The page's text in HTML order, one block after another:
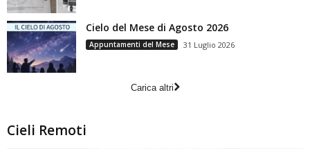
Cielo del Mese di Agosto 2026
Appuntamenti del Mese 31 Luglio 2026
Carica altri
Cieli Remoti